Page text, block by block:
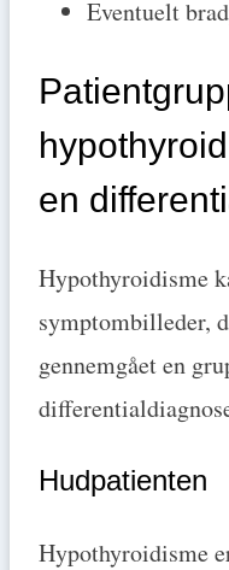
Eventuelt
en
Hypothyroidisme
symptombilleder,
gennemgået en
Hudpatienten
Hypothyroidisme